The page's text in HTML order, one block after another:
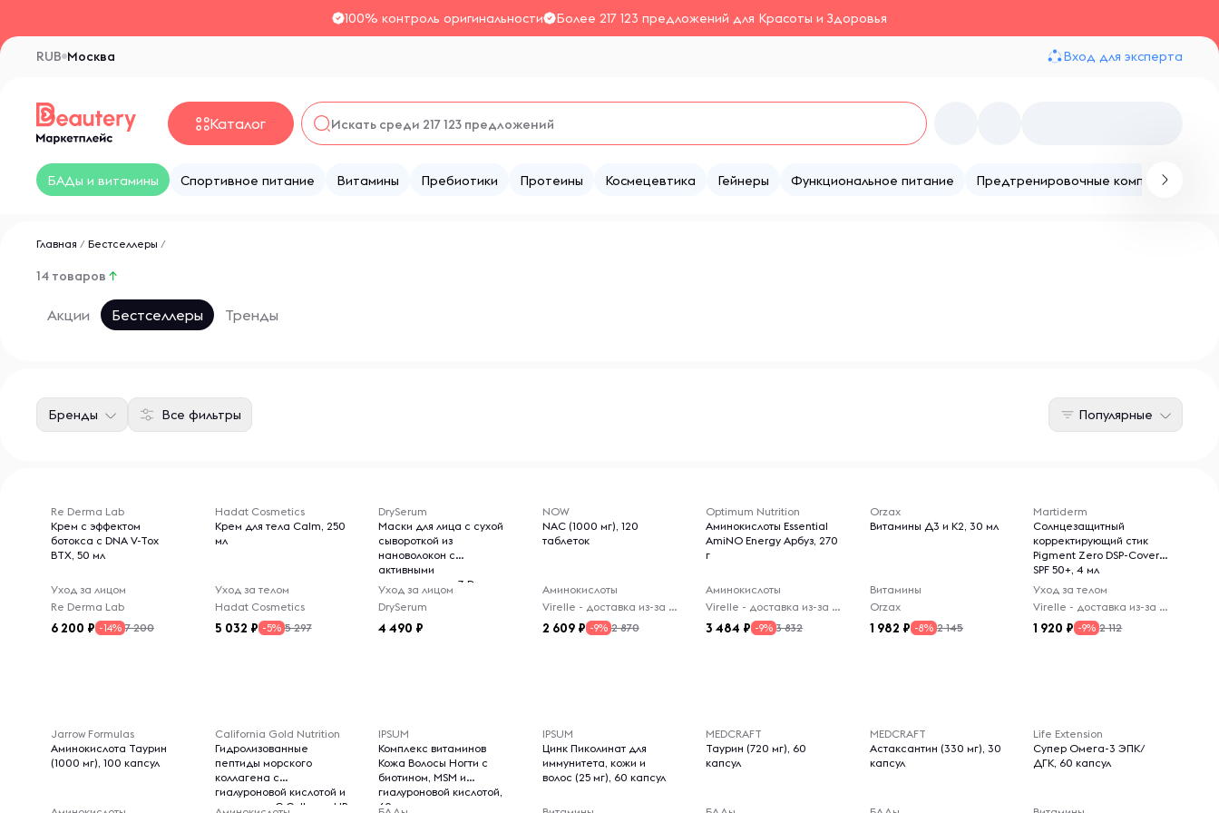
100% контроль оригинальности Более 217 123 предложений для Красоты и Здоровья
Москва
RUB Вход для эксперта
Каталог
БАДы и витамины Спортивное питание Витамины Пребиотики Протеины Космецевтика Гейнеры Функциональное питание Предтренировочные комплексы
Главная / Бестселлеры /
14 товаров ↑
Акции Бестселлеры Тренды
Все фильтры
Бренды Популярные
Re Derma Lab
Крем с эффектом
ботокса с DNA V-Tox
BTX, 50 мл
Уход за лицом
Re Derma Lab
6 200 -14% 7 200
Hadat Cosmetics
Крем для тела Calm, 250
мл
Уход за телом
Hadat Cosmetics
5 032 -5% 5 297
DrySerum
Маски для лица с сухой
сывороткой из
нановолокон с
активными
компонентами 7-Day
program, 10 шт
Уход за лицом
DrySerum
4 490
NOW
NAC (1000 мг), 120
таблеток
Аминокислоты
Virelle - доставка из-за рубежа
2 609 -9% 2 870
Optimum Nutrition
Аминокислоты Essential
AmiNO Energy Арбуз, 270
г
Аминокислоты
Virelle - доставка из-за рубежа
3 484 -9% 3 832
Orzax
Витамины Д3 и К2, 30 мл
Витамины
Orzax
1 982 -8% 2 145
Martiderm
Солнцезащитный
корректирующий стик
Pigment Zero DSP-Cover
SPF 50+, 4 мл
Уход за телом
Virelle - доставка из-за рубежа
1 920 -9% 2 112
Jarrow Formulas
Аминокислота Таурин
(1000 мг), 100 капсул
California Gold Nutrition
Гидролизованные
пептиды морского
коллагена с
гиалуроновой кислотой и
витамином C CollagenUP
IPSUM
Комплекс витаминов
Кожа Волосы Ногти с
биотином, MSM и
гиалуроновой кислотой,
60 капсул
IPSUM
Цинк Пиколинат для
иммунитета, кожи и
волос (25 мг), 60 капсул
MEDCRAFT
Таурин (720 мг), 60
капсул
MEDCRAFT
Астаксантин (330 мг), 30
капсул
Life Extension
Супер Омега-3 ЭПК/
ДГК, 60 капсул